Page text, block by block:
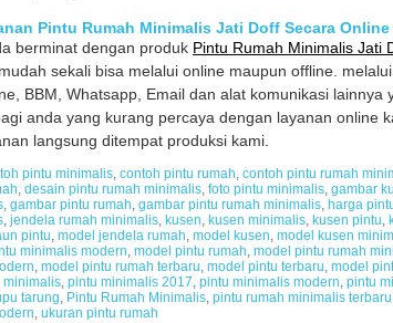
Pintu Rumah Minimalis Jati Doff Secara Online
berminat dengan produk Pintu Rumah Minimalis Jati
sekali bisa melalui online maupun offline.
BBM, Whatsapp, Email dan alat komunikasi
anda yang kurang percaya dengan layanan online
langsung ditempat produksi kami.
pintu minimalis, contoh pintu rumah, contoh pintu rumah
, desain pintu rumah minimalis, foto pintu minimalis, gambar
, gambar pintu rumah, gambar pintu rumah minimalis, harga
, jendela rumah minimalis, kusen, kusen minimalis, kusen pintu,
pintu, model jendela rumah, model kusen, model kusen
minimalis modern, model pintu rumah, model pintu rumah
, model pintu rumah terbaru, model pintu terbaru, model
minimalis, pintu minimalis 2017, pintu minimalis modern, pintu
tarung, Pintu Rumah Minimalis, pintu rumah minimalis terbaru
, ukuran pintu rumah